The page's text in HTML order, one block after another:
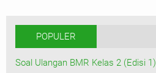
POPULER
Soal Ulangan BMR Kelas 2 (Edisi 1)